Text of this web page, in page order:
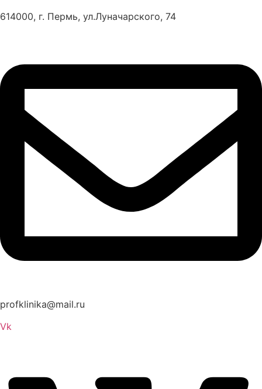
614000, г. Пермь, ул.Луначарского, 74
profklinika@mail.ru
Vk